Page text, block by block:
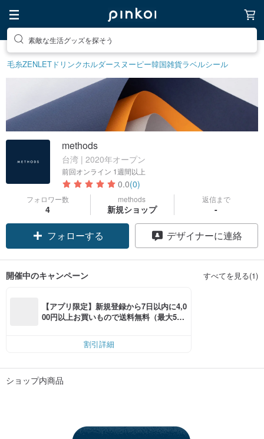
素敵な生活グッズを探そう
毛糸ZENLET ドリンクホルダースヌーピー韓国雑貨ラベルシール
methods
台湾 | 2020年オープン
前回オンライン 1週間以上
0.0(0)
フォロワー数
4
methods
新規ショップ
返信まで
-
フォローする デザイナーに連絡
開催中のキャンペーン すべてを見る(1)
【アプリ限定】新規登録から7日以内に4,0
00円以上お買いもので送料無料（最大500
割引詳細
ショップ内商品